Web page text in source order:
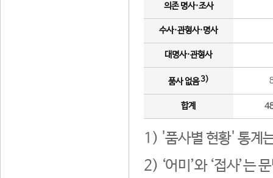
의존 명사·조사
수사·관형사·명사
대명사·관형사
품사 없음3)
합계
1) '품사별 현황' 통계
2) ‘어미’와 ‘접사’는